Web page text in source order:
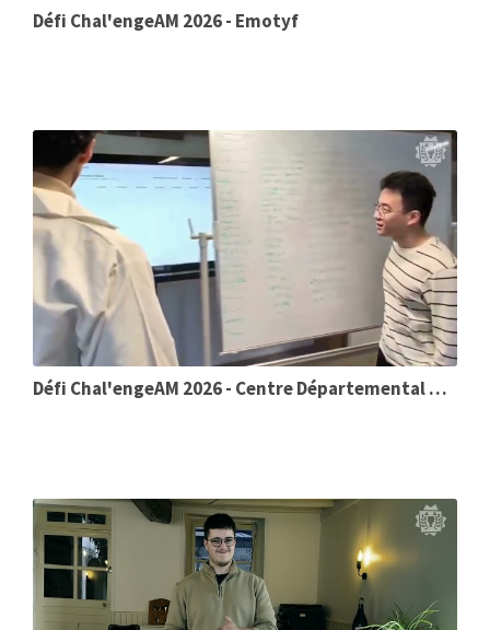
Défi Chal'engeAM 2026 - Emotyf
Défi Chal'engeAM 2026 - Centre Départemental de Santé de Saône-et-Loire